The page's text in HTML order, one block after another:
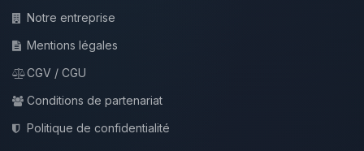
Notre entreprise
Mentions légales
CGV / CGU
Conditions de partenariat
Politique de confidentialité